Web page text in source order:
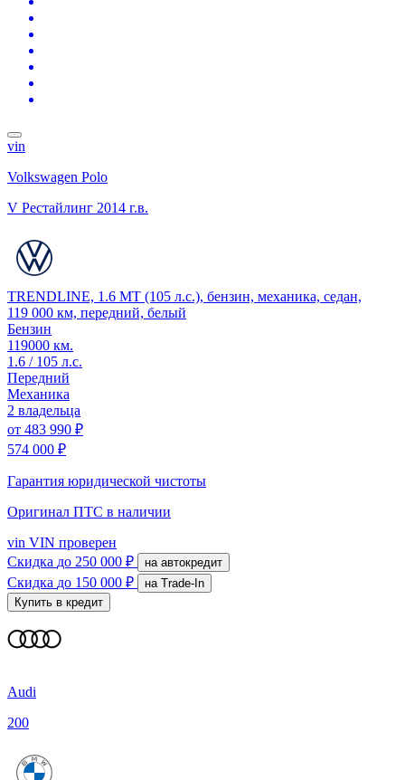
vin
Volkswagen Polo
V Рестайлинг 2014 г.в.
TRENDLINE, 1.6 MT (105 л.с.), бензин, механика, седан,
119 000 км, передний, белый
Бензин
119000 км.
1.6 / 105 л.с.
Передний
Механика
2 владельца
от 483 990 ₽
574 000 ₽
Гарантия юридической чистоты
Оригинал ПТС в наличии
vin VIN проверен
Скидка до 250 000 ₽ на автокредит
Скидка до 150 000 ₽
на Trade-In
Купить в кредит
Audi
200